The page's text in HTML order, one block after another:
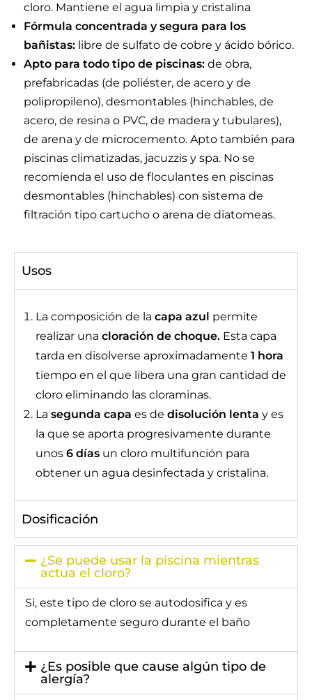
cloro. Mantiene el agua limpia y cristalina
Fórmula concentrada y segura para los
bañistas: libre de sulfato de cobre y ácido bórico.
Apto para todo tipo de piscinas: de obra,
prefabricadas (de poliéster, de acero y de
polipropileno), desmontables (hinchables, de
acero, de resina o PVC, de madera y tubulares),
de arena y de microcemento. Apto también para
piscinas climatizadas, jacuzzis y spa. No se
recomienda el uso de floculantes en piscinas
desmontables (hinchables) con sistema de
filtración tipo cartucho o arena de diatomeas.
Usos
La composición de la capa azul permite
realizar una cloración de choque. Esta capa
tarda en disolverse aproximadamente 1 hora
tiempo en el que libera una gran cantidad de
cloro eliminando las cloraminas.
La segunda capa es de disolución lenta y es
la que se aporta progresivamente durante
unos 6 días un cloro multifunción para
obtener un agua desinfectada y cristalina.
Dosificación
¿Se puede usar la piscina mientras
actua el cloro?
Si, este tipo de cloro se autodosifica y es
completamente seguro durante el baño
¿Es posible que cause algún tipo de
alergía?